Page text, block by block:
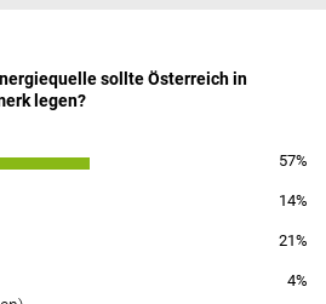
sollte Österreich in
legen?
57%
14%
21%
4%